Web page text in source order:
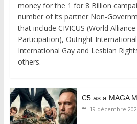
money for the 1 for 8 Billion
number of its partner Non-
that include CIVICUS (World
Participation), Outright
International Gay and Lesbian
others.
C5 as a MAGA
19 décembre